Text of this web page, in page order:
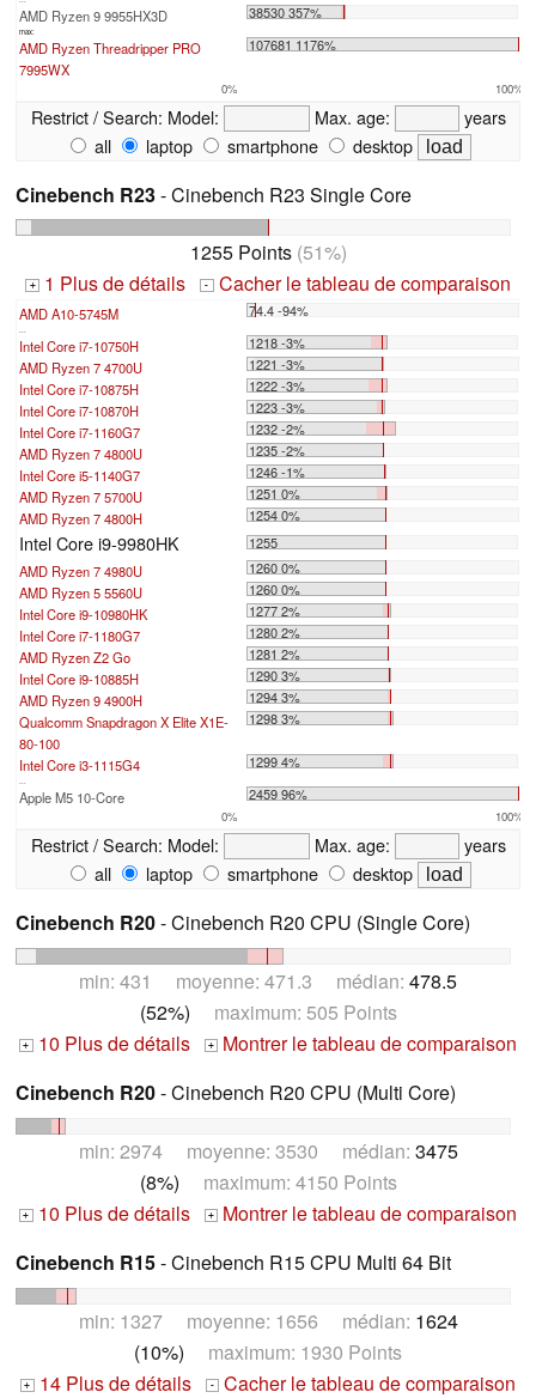
AMD Ryzen 9 9955HX3D 38530 357%
max:
AMD Ryzen Threadripper PRO
7995WX
107681 1176%
0% 100%
Restrict / Search: Model: Max. age:
years
all
laptop smartphone desktop
Cinebench R23- Cinebench R23 Single Core
1255 Points(51%)
+ 1 Plus de détails - Cacher le tableau de comparaison
AMD A10-5745M 74.4 -94%
...
Intel Core i7-10750H
1218 -3%
AMD Ryzen 7 4700U
1221 -3%
Intel Core i7-10875H
1222 -3%
Intel Core i7-10870H
1223 -3%
Intel Core i7-1160G7
1232 -2%
AMD Ryzen 7 4800U
1235 -2%
Intel Core i5-1140G7
1246 -1%
AMD Ryzen 7 5700U
1251 0%
AMD Ryzen 7 4800H
1254 0%
Intel Core i9-9980HK
1255
AMD Ryzen 7 4980U
1260 0%
AMD Ryzen 5 5560U
1260 0%
Intel Core i9-10980HK
1277 2%
Intel Core i7-1180G7
1280 2%
AMD Ryzen Z2 Go
1281 2%
Intel Core i9-10885H
1290 3%
AMD Ryzen 9 4900H
1294 3%
Qualcomm Snapdragon X Elite X1E-
80-100
1298 3%
Intel Core i3-1115G4 1299 4%
...
Apple M5 10-Core 2459 96%
0% 100%
Restrict / Search: Model: Max. age:
years
all
laptop smartphone desktop
Cinebench R20- Cinebench R20 CPU (Single Core)
min: 431 moyenne: 471.3 médian: 478.5
(52%) maximum: 505 Points
+ 10 Plus de détails +
Montrer le tableau de comparaison
Cinebench R20- Cinebench R20 CPU (Multi Core)
min: 2974 moyenne: 3530 médian: 3475
(8%) maximum: 4150 Points
+ 10 Plus de détails +
Montrer le tableau de comparaison
Cinebench R15- Cinebench R15 CPU Multi 64 Bit
min: 1327 moyenne: 1656 médian: 1624
(10%) maximum: 1930 Points
+ 14 Plus de détails - Cacher le tableau de comparaison